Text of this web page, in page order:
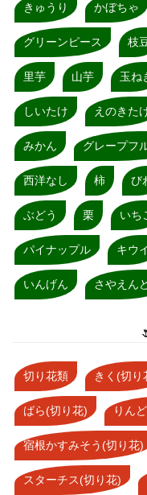
きゅうり かぼちゃ
グリーンピース 枝
里芋 山芋 玉ね
しいたけ えのきた
みかん グレープフ
西洋なし 柿 び
ぶどう 栗 いち
パイナップル キウ
いんげん さやえん
切り花類 きく(切り
ばら(切り花) りん
宿根かすみそう(切り花)
スターチス(切り花)